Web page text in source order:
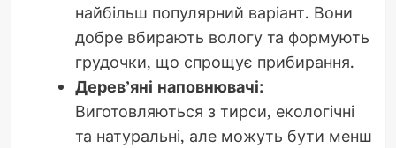
найбільш популярний варіант. Вони
добре вбирають вологу та формують
грудочки, що спрощує прибирання.
Дерев’яні наповнювачі:
Виготовляються з тирси, екологічні
та натуральні, але можуть бути менш